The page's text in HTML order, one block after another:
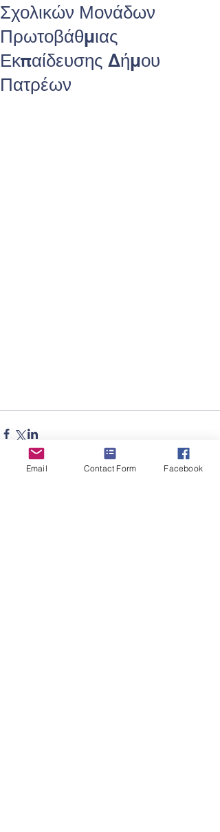
Σχολικών Μονάδων
Πρωτοβάθμιας
Εκπαίδευσης Δήμου
Πατρέων
Email Contact Form Facebook